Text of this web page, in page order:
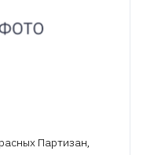
Партизан,